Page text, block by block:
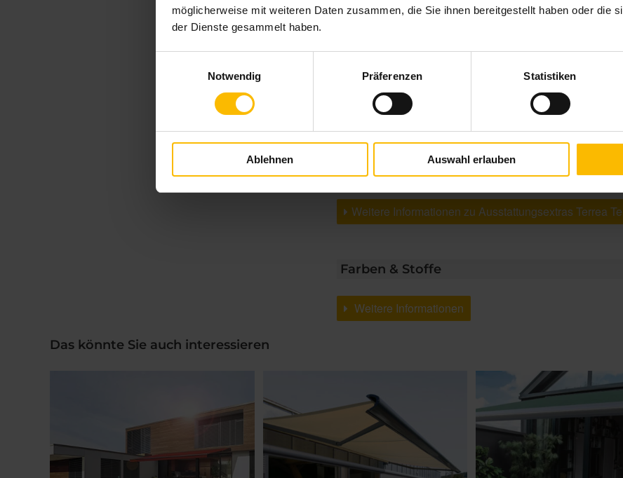
möglicherweise mit weiteren Daten zusammen, die Sie ihnen bereitgestellt haben oder die
der Dienste gesammelt haben.
Notwendig
Präferenzen Statistiken
Ablehnen Auswahl erlauben
Brillante Extras
LED-Stripe Lichtschiene
Heizstrahler
Bedienung mittels WMS Sender
WMS Windsensor schützt die Markise bei starkem
Tuchbeschriftung (Siebdruck)
Schwenkgetriebe
Weitere Informationen zu Ausstattungsextras Terrea
Farben & Stoffe
Weitere Informationen
Das könnte Sie auch interessieren